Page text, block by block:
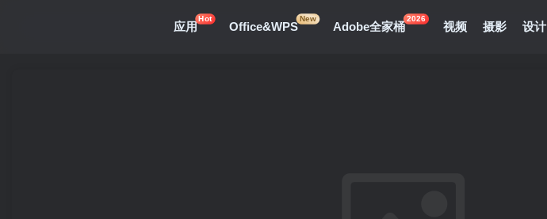
应用
Hot
Office&WPS
New
Adobe全家桶
2026
视频 摄影 设计